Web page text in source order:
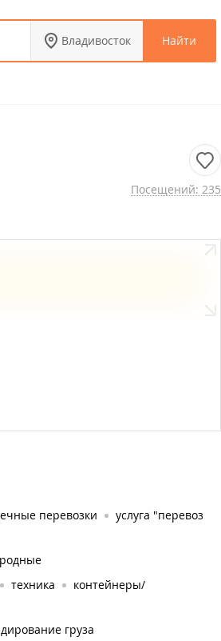
Владивосток Найти
Посещений: 235
перевозки
услуга "перевоз
техника
контейнеры/
груза